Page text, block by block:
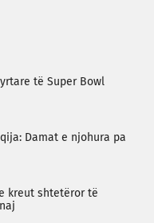
të Super Bowl
Damat e njohura pa
kreut shtetëror të